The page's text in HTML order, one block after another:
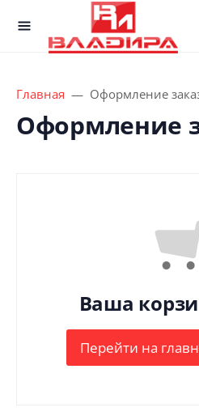
Главная Оформление
Оформление
Ваша
Перейти на